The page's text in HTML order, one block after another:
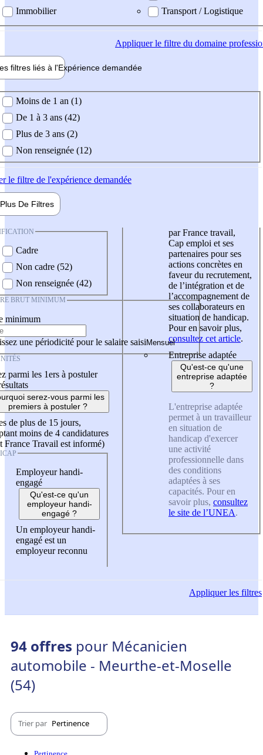
Immobilier
Transport / Logistique
Appliquerle filtre du domaine
filtres liés à l'Expérience demandée
demandée
Moins de 1 an (1)
De 1 à 3 ans (42)
Plus de 3 ans (2)
Non renseignée (12)
le filtre de l'expérience demandée
Plus De Filtres
Cadre
Non cadre (52)
Non renseignée (42)
BRUT MINIMUM
minimum
une périodicité pour le salaire saisi
parmi les 1ers à postuler
serez-vous parmi les
premiers à postuler ?
de plus de 15 jours,
moins de 4 candidatures
France Travail est informé)
Employeur handi-
engagé
Qu'est-ce qu'un
employeur handi-
engagé ?
Un employeur handi-
engagé est un
employeur reconnu
par France travail,
Cap emploi et ses
partenaires pour ses
actions concrètes en
faveur du recrutement,
de l’intégration et de
l’accompagnement de
ses collaborateurs en
situation de handicap.
Pour en savoir plus,
consultez cet article.
Entreprise adaptée
Qu'est-ce qu'une
entreprise adaptée
?
L'entreprise adaptée
permet à un travailleur
en situation de
handicap d'exercer
une activité
professionnelle dans
des conditions
adaptées à ses
capacités. Pour en
savoir plus, consultez
le site de l’UNEA.
Appliquerles filtres
94 offres pour Mécanicien
automobile - Meurthe-et-Moselle
(54)
Trier par Pertinence